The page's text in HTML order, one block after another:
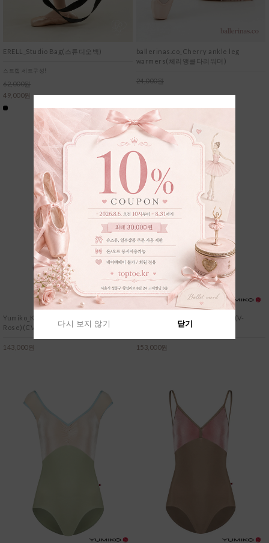
ERELL_Studio Bag(스튜디오백)
스트랩 세트구성!
62,000원
49,000원
ballerinas.co_Cherry ankle leg
warmers(체리앵클다리워머)
24,000원
Yumiko_Kathy(HC)(N-Poem)(Mesh
Rose)(CV-Angelic)
143,000원
Yumiko_Denise(HC)(T-Storm)(V-
Serenade)(T-White)
153,000원
다시 보지 않기 닫기
다시 보지 않기 닫기
다시 보지 않기 닫기